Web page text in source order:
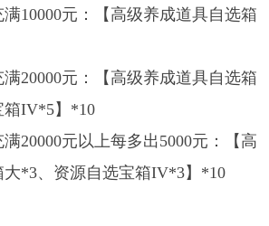
10000元：【高级养成道具自选箱
20000元：【高级养成道具自选箱
箱IV*5】*10
20000元以上每多出5000元：【高
*3、资源自选宝箱IV*3】*10